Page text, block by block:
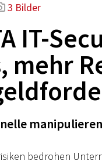
3 Bilder
IT-
mehr
bedrohen